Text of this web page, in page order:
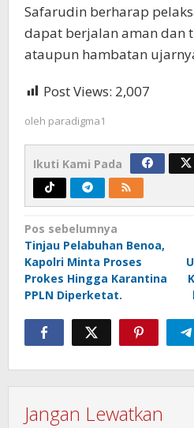
Safarudin berharap
dapat berjalan aman dan
ataupun hambatan
Post Views: 2,007
oleh paradigma1
Ikuti Kami Pada
Navigasi
pos
Pos sebelumnya
Tinjau Pelabuhan Benoa,
Kapolri Minta Proses
Prokes Hingga Karantina
PPLN Diperketat.
Jangan Lewatkan